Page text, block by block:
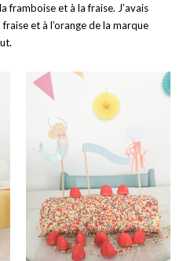
framboise et à la fraise. J’avais
et à l’orange de la marque